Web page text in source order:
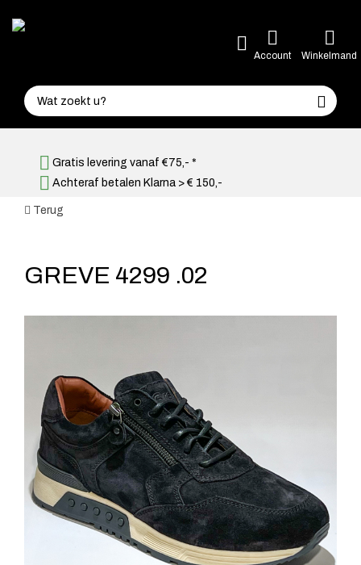
Account Winkelmand
Gratis levering vanaf €75,- *
Achteraf betalen Klarna > € 150,-
Terug
GREVE 4299 .02